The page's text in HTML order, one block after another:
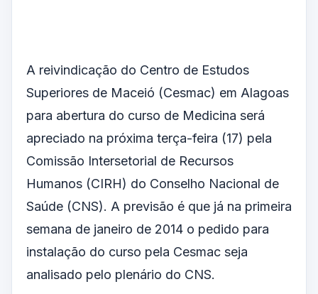
A reivindicação do Centro de Estudos
Superiores de Maceió (Cesmac) em Alagoas
para abertura do curso de Medicina será
apreciado na próxima terça-feira (17) pela
Comissão Intersetorial de Recursos
Humanos (CIRH) do Conselho Nacional de
Saúde (CNS). A previsão é que já na primeira
semana de janeiro de 2014 o pedido para
instalação do curso pela Cesmac seja
analisado pelo plenário do CNS.